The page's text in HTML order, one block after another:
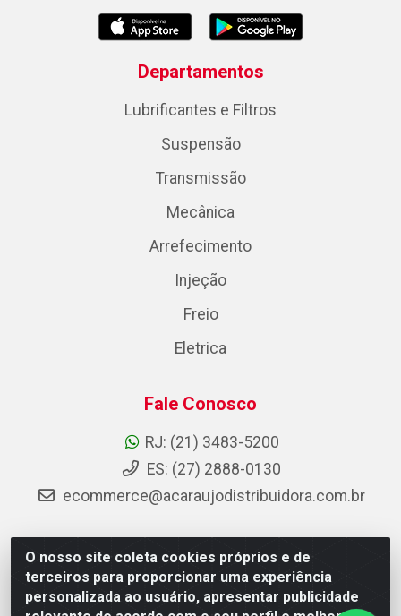
O nosso site coleta cookies próprios e de
terceiros para proporcionar uma experiência
personalizada ao usuário, apresentar publicidade
Departamentos
Lubrificantes e Filtros
Suspensão
Transmissão
Mecânica
Arrefecimento
Injeção
Freio
Eletrica
Fale Conosco
RJ: (21) 3483-5200
ES: (27) 2888-0130
ecommerce@acaraujodistribuidora.com.br
AC Araujo Distribuidora - Rua Carneiro de Campos, 42 -
São Cristóvão, Rio de Janeiro/RJ - CEP 20.920-410 -
CNPJ 08.744.753/0003-85